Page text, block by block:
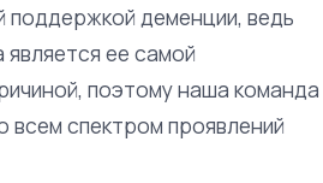
поддержкой деменции, ведь
ее самой
поэтому наша команда
всем спектром проявлений